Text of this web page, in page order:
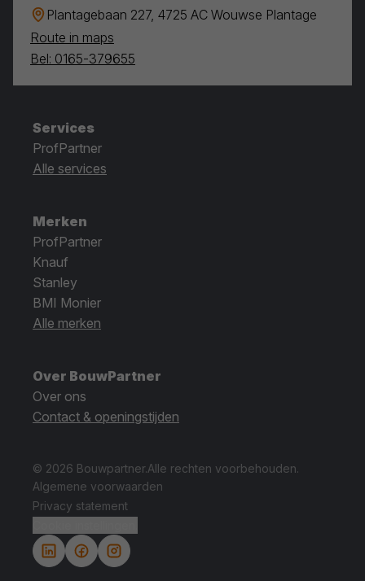
Plantagebaan 227, 4725 AC Wouwse Plantage
Route in maps
Bel: 0165-379655
Services
ProfPartner
Alle services
Merken
ProfPartner
Knauf
Stanley
BMI Monier
Alle merken
Over BouwPartner
Over ons
Contact & openingstijden
© 2026 Bouwpartner.Alle rechten voorbehouden.
Algemene voorwaarden
Privacy statement